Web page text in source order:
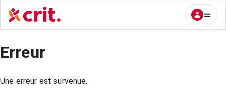
Erreur
Une erreur est survenue.